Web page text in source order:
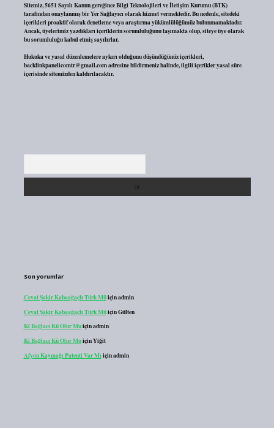
Sitemiz, 5651 Sayılı Kanun gereğince Bilgi Teknolojileri ve İletişim Kurumu (BTK)
tarafından onaylanmış bir Yer Sağlayıcı olarak hizmet vermektedir. Bu nedenle, sitedeki
içerikleri proaktif olarak denetleme veya araştırma yükümlülüğümüz bulunmamaktadır.
Ancak, üyelerimiz yazdıkları içeriklerin sorumluluğunu taşımakta olup, siteye üye olarak
bu sorumluluğu kabul etmiş sayılırlar.
Hukuka ve yasal düzenlemelere aykırı olduğunu düşündüğünüz içerikleri,
backlinkpanelicomtr@gmail.comadresine bildirmeniz halinde, ilgili içerikler yasal süre
içerisinde sitemizden kaldırılacaktır.
Son yorumlar
Cevat Şakir Kabaağaçlı Türk Müiçinadmin
Cevat Şakir Kabaağaçlı Türk MüiçinGülten
Ki Bağlacı Kü Olur Muiçinadmin
Ki Bağlacı Kü Olur MuiçinYiğit
Afyon Kaymağı Patenti Var Mı içinadmin